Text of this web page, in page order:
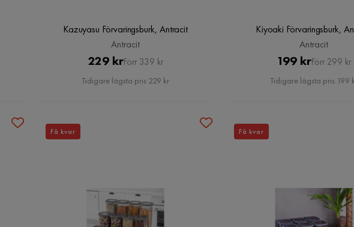
Kazuyasu Förvaringsburk, Antracit
Antracit
Pris
229 krOriginal
Pris
Förr 339 kr
Tidigare lägsta pris 229 kr
Kiyoaki Förvaringsburk,
Antracit
Pris
199 krOriginal
Pris
Förr 299 kr
Tidigare lägsta pris 199
Få kvar Få kvar